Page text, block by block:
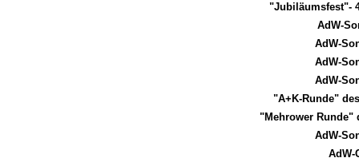
"Jubiläumsfest"-
AdW-
AdW-
AdW-
AdW-
"A+K-Runde"
"Mehrower Runde"
AdW-
AdW-